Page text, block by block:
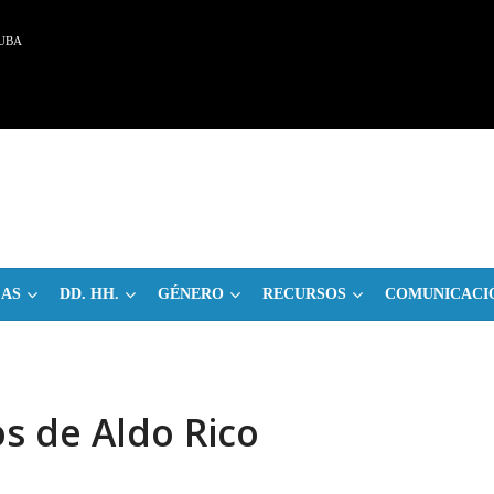
DD. HH. GÉNERO RECURSOS
de Aldo Rico